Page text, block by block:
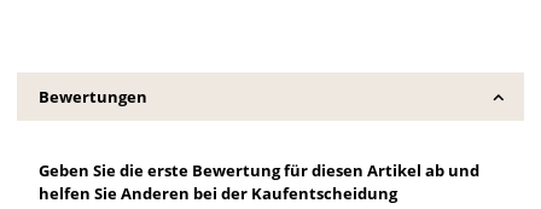
Bewertungen
Geben Sie die erste Bewertung für diesen Artikel ab und
helfen Sie Anderen bei der Kaufentscheidung